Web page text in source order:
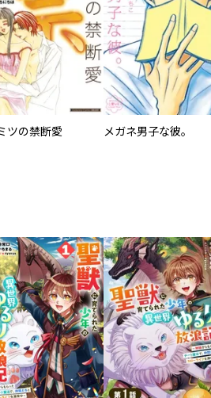
ツの禁断愛 メガネ男子な彼。